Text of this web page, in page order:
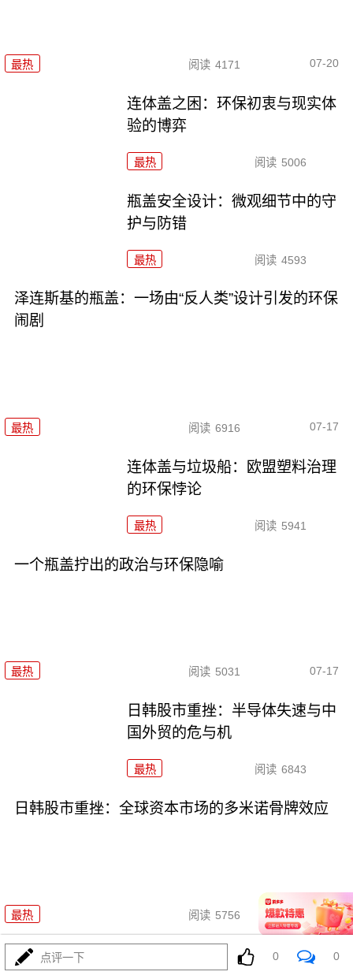
最热 阅读 4171 07-20
连体盖之困：环保初衷与现实体
验的博弈
最热 阅读 5006
瓶盖安全设计：微观细节中的守
护与防错
最热 阅读 4593
泽连斯基的瓶盖：一场由“反人类”设计引发的环保
闹剧
最热 阅读 6916 07-17
连体盖与垃圾船：欧盟塑料治理
的环保悖论
最热 阅读 5941
一个瓶盖拧出的政治与环保隐喻
最热 阅读 5031 07-17
日韩股市重挫：半导体失速与中
国外贸的危与机
最热 阅读 6843
日韩股市重挫：全球资本市场的多米诺骨牌效应
最热 阅读 5756 07-16
日韩股市狂泻：深度解析与投资
点评一下 0 0